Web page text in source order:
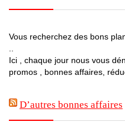
Vous recherchez des bons
Ici , chaque jour nous vous
promos , bonnes affaires,
D’autres bonnes affaires